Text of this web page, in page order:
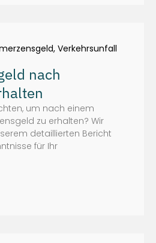
, Verkehrsunfall
nach
um nach einem
zu erhalten? Wir
detaillierten Bericht
für Ihr